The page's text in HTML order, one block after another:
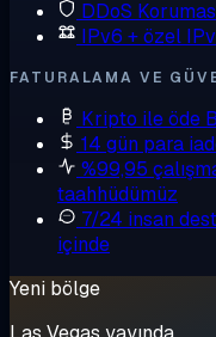
DDoS
IPv6 + özel
FATURALAMA VE
Kripto ile öde
14 gün para
%99,95
taahhüdümüz
7/24 insan
içinde
Yeni bölge